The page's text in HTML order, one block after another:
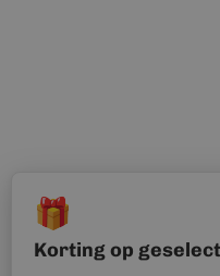
🎁
Korting op